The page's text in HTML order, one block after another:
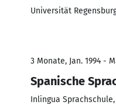
Universität
3 Monate, Jan. 1994 -
Spanische
Inlingua